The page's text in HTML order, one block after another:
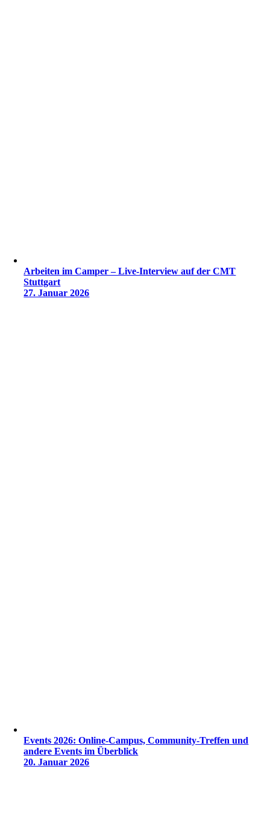
Arbeiten im Camper – Live-Interview auf der CMT
Stuttgart
27. Januar 2026
Events 2026: Online-Campus, Community-Treffen und
andere Events im Überblick
20. Januar 2026